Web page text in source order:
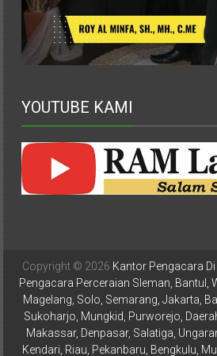
Istimewa
Yogyakarta,
Makassar,
Denpasar,
Ungaran,
Pontianak,
Bandung,
Kendari,
Riau,
Gunung
Kidul,
Kulon
Progo,
Balikpapan,
YOUTUBE KAMI
Copyright © 2026 Kantor Pengacara
Pengacara Perceraian Sleman, Bantul,
Magelang, Solo, Semarang, Jakarta,
Sukoharjo, Mungkid, Purworejo,
Makassar, Denpasar, Salatiga,
Kendari, Riau, Pekanbaru, Bengkulu,